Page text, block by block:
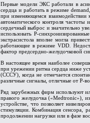
Первые модели ЭКС работали в
сердца и работать в режиме
при изменяющемся
автоматического контроля
сердечный выброс и значительно
использовать Р-
экстрасистола вполне могла
работающие в режиме VDD.
фактор предсердно-желудочковой
В настоящее время наиболее
при урежении ритма сердца ниже
(СССУ), когда не отмечается
различные сигналы, отличные от Р-
Ряд зарубежных фирм используют
правого желудочка («Medtronic»),
устройстве, что позволяет
стимуляции. Комбинация сенсора,
продолжении нагрузки или в фазе